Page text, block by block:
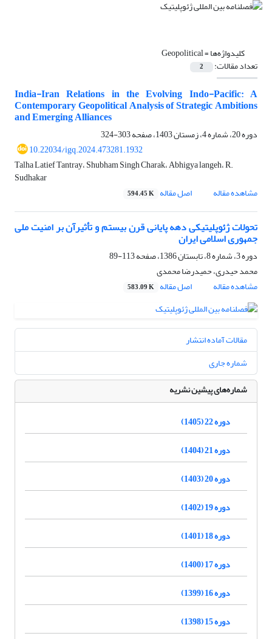
کلیدواژه‌ها =Geopolitical
تعداد مقالات: 2
India-Iran Relations in the Evolving Indo-Pacific: A
Contemporary Geopolitical Analysis of Strategic Ambitions
and Emerging Alliances
دوره 20، شماره 4، زمستان 1403، صفحه
303-324
10.22034/igq.2024.473281.1932
Talha Latief Tantray، Shubham Singh Charak، Abhigya langeh، R.
Sudhakar
مشاهده مقاله
اصل مقاله 594.45 K
تحولات ژئوپلیتیکی دهه پایانی قرن بیستم و تأثیرآن بر امنیت ملی
جمهوری اسلامی ایران
دوره 3، شماره 8، تابستان 1386، صفحه
113-89
محمد حیدری، حمیدرضا محمدی
مشاهده مقاله
اصل مقاله 583.09 K
مقالات آماده انتشار
شماره جاری
شماره‌های پیشین نشریه
دوره 22 (1405)
دوره 21 (1404)
دوره 20 (1403)
دوره 19 (1402)
دوره 18 (1401)
دوره 17 (1400)
دوره 16 (1399)
دوره 15 (1398)